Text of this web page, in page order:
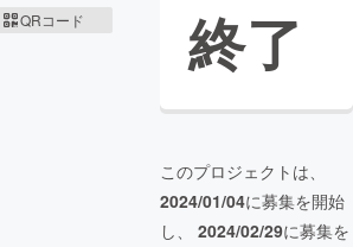
QRコード 終了
このプロジェクトは、
2024/01/04に募集を開始
し、 2024/02/29に募集を